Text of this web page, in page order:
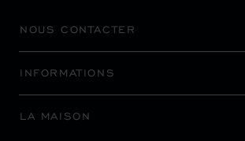
NOUS CONTACTER
INFORMATIONS
LA MAISON